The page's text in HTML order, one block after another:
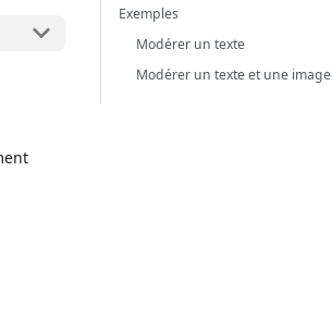
Exemples
Modérer un texte
Modérer un texte et une image